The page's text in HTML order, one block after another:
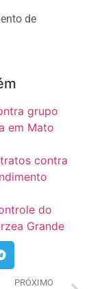
de
grupo
em Mato
contra
do
Grande
PRÓXIMO